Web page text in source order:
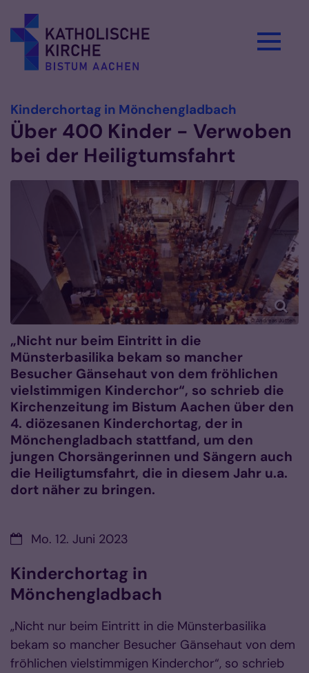
Kinderchortag in Mönchengladbach
Über 400 Kinder - Verwoben
bei der Heiligtumsfahrt
© Andreas Jütten
„Nicht nur beim Eintritt in die
Münsterbasilika bekam so mancher
Besucher Gänsehaut von dem fröhlichen
vielstimmigen Kinderchor“, so schrieb die
Kirchenzeitung im Bistum Aachen über den
4. diözesanen Kinderchortag, der in
Mönchengladbach stattfand, um den
jungen Chorsängerinnen und Sängern auch
die Heiligtumsfahrt, die in diesem Jahr u.a.
dort näher zu bringen.
Datum:Mo. 12. Juni 2023
Kinderchortag in
Mönchengladbach
„Nicht nur beim Eintritt in die Münsterbasilika
bekam so mancher Besucher Gänsehaut von dem
fröhlichen vielstimmigen Kinderchor“, so schrieb